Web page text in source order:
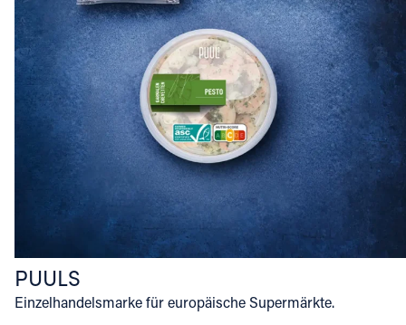
PUULS
Einzelhandelsmarke für europäische Supermärkte.